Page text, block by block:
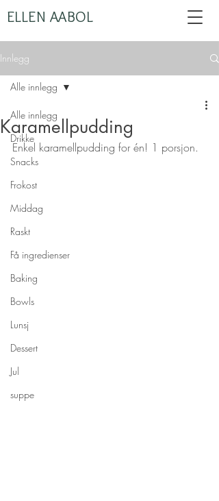
ELLEN AABOL
Innlegg
Alle innlegg
Drikke
Snacks
Frokost
Middag
Raskt
Få ingredienser
Baking
Bowls
Lunsj
Dessert
Jul
suppe
Alle innlegg
Karamellpudding
Enkel karamellpudding for én! 1 porsjon.